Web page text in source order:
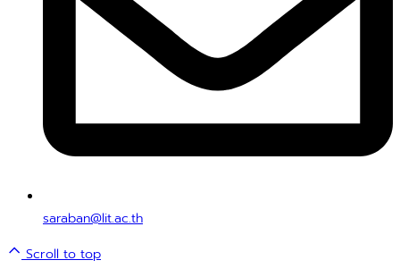
saraban@lit.ac.th
Scroll to top